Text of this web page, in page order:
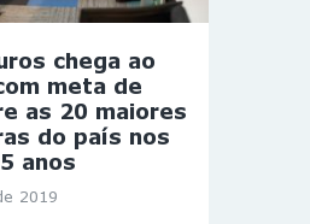
chega ao
meta de
as 20 maiores
do país nos
anos
2019